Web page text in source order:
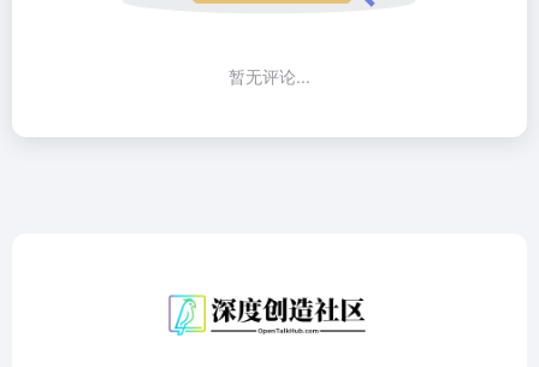
暂无评论...